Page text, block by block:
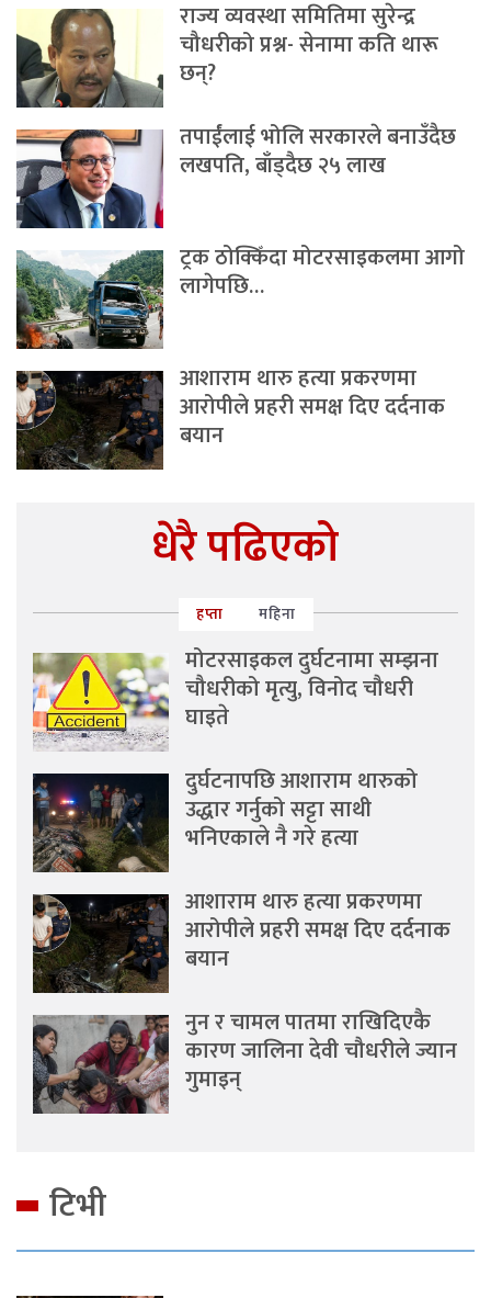
राज्य व्यवस्था समितिमा सुरेन्द्र
चौधरीको प्रश्न- सेनामा कति थारू
छन्?
तपाईंलाई भोलि सरकारले बनाउँदैछ
लखपति, बाँड्दैछ २५ लाख
ट्रक ठोक्किँदा मोटरसाइकलमा आगो
लागेपछि…
आशाराम थारु हत्या प्रकरणमा
आरोपीले प्रहरी समक्ष दिए दर्दनाक
बयान
धेरै पढिएको
हप्ता महिना
मोटरसाइकल दुर्घटनामा सम्झना
चौधरीको मृत्यु, विनोद चौधरी
घाइते
दुर्घटनापछि आशाराम थारुको
उद्धार गर्नुको सट्टा साथी
भनिएकाले नै गरे हत्या
आशाराम थारु हत्या प्रकरणमा
आरोपीले प्रहरी समक्ष दिए दर्दनाक
बयान
नुन र चामल पातमा राखिदिएकै
कारण जालिना देवी चौधरीले ज्यान
गुमाइन्
टिभी